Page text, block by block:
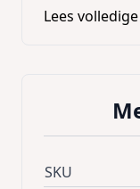
Lees
SKU